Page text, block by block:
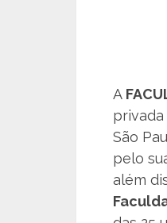
A
São
pelo
além